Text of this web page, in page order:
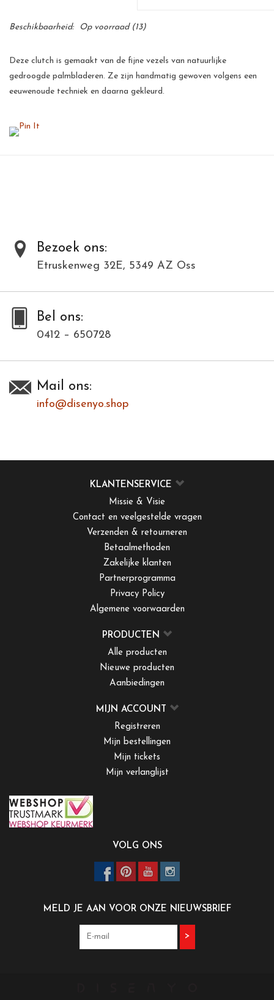
Beschikbaarheid: Op voorraad(13)
Deze clutch is gemaakt van de fijne vezels van natuurlijke
gedroogde palmbladeren. Ze zijn handmatig gewoven volgens een
eeuwenoude techniek en daarna gekleurd.
kleinschalige telers op de Filipijnen. Voor een arm land als de
Toevoegen om te vergelijken
Bezoek ons:
Etruskenweg 32E, 5349 AZ Oss
Bel ons:
0412 – 650728
Mail ons:
info@disenyo.shop
KLANTENSERVICE
Missie & Visie
Contact en veelgestelde vragen
Verzenden & retourneren
Betaalmethoden
Zakelijke klanten
Partnerprogramma
Privacy Policy
Algemene voorwaarden
PRODUCTEN
Alle producten
Nieuwe producten
Aanbiedingen
MIJN ACCOUNT
Registreren
Mijn bestellingen
Mijn tickets
Mijn verlanglijst
VOLG ONS
MELD JE AAN VOOR ONZE NIEUWSBRIEF
>